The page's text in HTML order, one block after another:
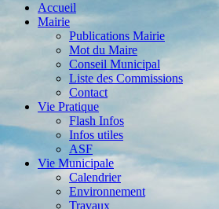
Accueil
Mairie
Publications Mairie
Mot du Maire
Conseil Municipal
Liste des Commissions
Contact
Vie Pratique
Flash Infos
Infos utiles
ASF
Vie Municipale
Calendrier
Environnement
Travaux